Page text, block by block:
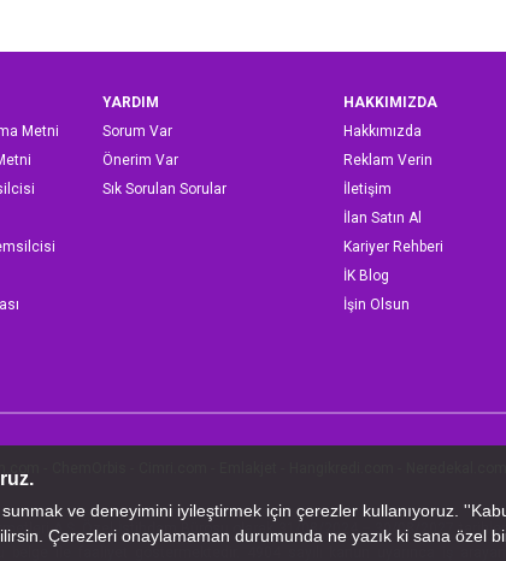
Metni
YARDIM
Sorum Var
Önerim Var
Sık Sorulan Sorular
HAKKIMIZDA
Hakkımızda
Reklam Verin
İletişim
İlan Satın Al
Kariyer Rehberi
İK Blog
İşin Olsun
A.Ş. Özel İstihdam Bürosu olarak 31/08/2024 – 30/08/2027
belge ile faaliyet göstermektedir. 4904 sayılı kanun uyarınca iş